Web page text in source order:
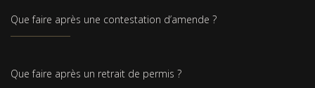
Que faire après une contestation d’amende ?
Que faire après un retrait de permis ?